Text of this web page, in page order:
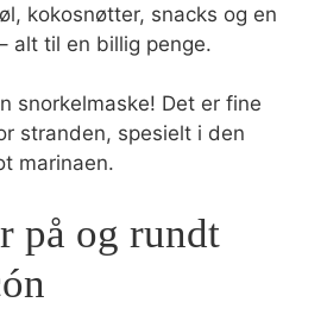
kokosnøtter, snacks og en
alt til en billig penge.
snorkelmaske! Det er fine
stranden, spesielt i den
marinaen.
på og rundt